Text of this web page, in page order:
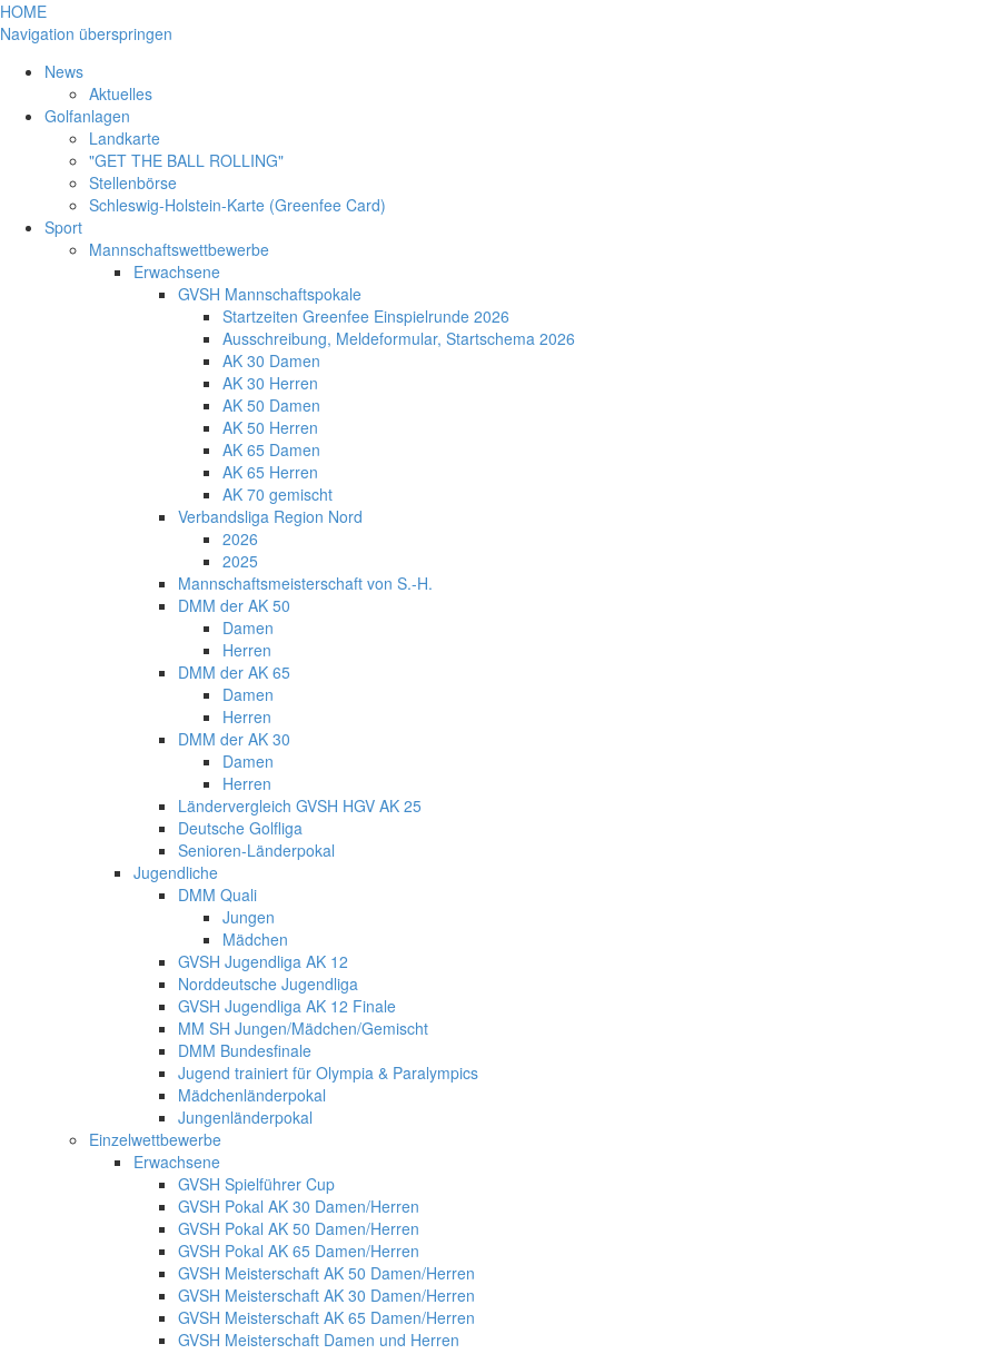
HOME
Navigation überspringen
News
Aktuelles
Golfanlagen
Landkarte
"GET THE BALL ROLLING"
Stellenbörse
Schleswig-Holstein-Karte (Greenfee Card)
Sport
Mannschaftswettbewerbe
Erwachsene
GVSH Mannschaftspokale
Startzeiten Greenfee Einspielrunde 2026
Ausschreibung, Meldeformular, Startschema 2026
AK 30 Damen
AK 30 Herren
AK 50 Damen
AK 50 Herren
AK 65 Damen
AK 65 Herren
AK 70 gemischt
Verbandsliga Region Nord
2026
2025
Mannschaftsmeisterschaft von S.-H.
DMM der AK 50
Damen
Herren
DMM der AK 65
Damen
Herren
DMM der AK 30
Damen
Herren
Ländervergleich GVSH HGV AK 25
Deutsche Golfliga
Senioren-Länderpokal
Jugendliche
DMM Quali
Jungen
Mädchen
GVSH Jugendliga AK 12
Norddeutsche Jugendliga
GVSH Jugendliga AK 12 Finale
MM SH Jungen/Mädchen/Gemischt
DMM Bundesfinale
Jugend trainiert für Olympia & Paralympics
Mädchenländerpokal
Jungenländerpokal
Einzelwettbewerbe
Erwachsene
GVSH Spielführer Cup
GVSH Pokal AK 30 Damen/Herren
GVSH Pokal AK 50 Damen/Herren
GVSH Pokal AK 65 Damen/Herren
GVSH Meisterschaft AK 50 Damen/Herren
GVSH Meisterschaft AK 30 Damen/Herren
GVSH Meisterschaft AK 65 Damen/Herren
GVSH Meisterschaft Damen und Herren